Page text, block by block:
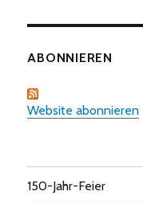
ABONNIEREN
Website abonnieren
150-Jahr-Feier